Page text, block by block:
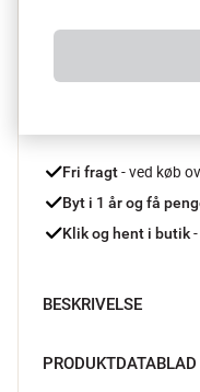
Fri fragt - ved køb
Byt i 1 år og få
Klik og hent i butik
BESKRIVELSE
fra Gastronoma, der
PRODUKTDATABLAD